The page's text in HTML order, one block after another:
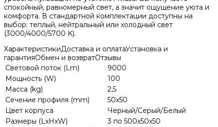
спокойный, равномерный свет, а значит ощущение уюта и
комфорта. В стандартной комплектации доступны на
выбор: теплый, нейтральный или холодный свет
(3000/4000/5700 K).
ХарактеристикиДоставка и оплатаУстановка и
гарантияОбмен и возвратОтзывы
Световой поток (Lm)
9000
Мощность (W)
100
Масса (kg)
2,5
Сечение профиля (mm)
50х50
Цвет корпуса
Черный/Серый/Белый
Размеры (LхHхW)
3 по 500х50х50